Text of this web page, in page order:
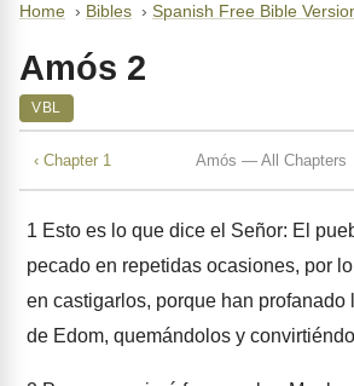
Home › Bibles › Spanish Free Bible
Amós 2
VBL
‹ Chapter 1 Amós — All Chapters
1 Esto es lo que dice el Señor: El
pecado en repetidas ocasiones, por
en castigarlos, porque han profanado
de Edom, quemándolos y